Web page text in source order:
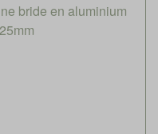
bride en aluminium